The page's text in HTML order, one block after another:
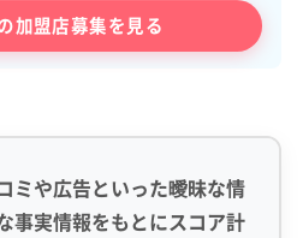
加盟店募集を見る
ミや広告といった曖昧な情
事実情報をもとにスコア計